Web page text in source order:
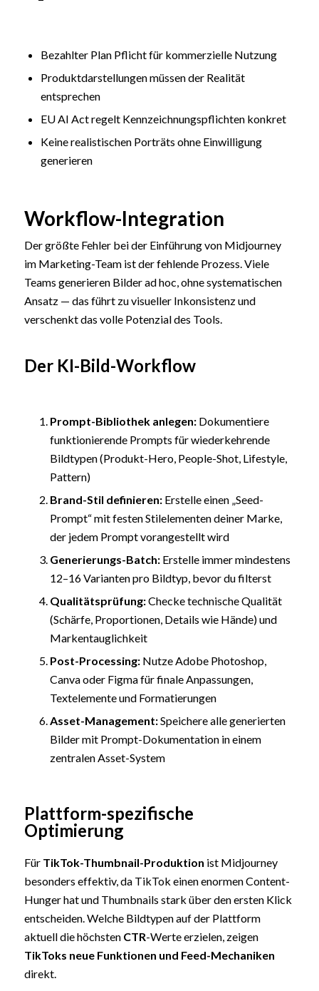
Bezahlter Plan Pflicht für kommerzielle Nutzung
Produktdarstellungen müssen der Realität
entsprechen
EU AI Act regelt Kennzeichnungspflichten konkret
Keine realistischen Porträts ohne Einwilligung
generieren
Workflow-Integration
Der größte Fehler bei der Einführung von Midjourney
im Marketing-Team ist der fehlende Prozess. Viele
Teams generieren Bilder ad hoc, ohne systematischen
Ansatz — das führt zu visueller Inkonsistenz und
verschenkt das volle Potenzial des Tools.
Der KI-Bild-Workflow
Prompt-Bibliothek anlegen:Dokumentiere
funktionierende Prompts für wiederkehrende
Bildtypen (Produkt-Hero, People-Shot, Lifestyle,
Pattern)
Brand-Stil definieren:Erstelle einen „Seed-
Prompt“ mit festen Stilelementen deiner Marke,
der jedem Prompt vorangestellt wird
Generierungs-Batch:Erstelle immer mindestens
12–16 Varianten pro Bildtyp, bevor du filterst
Qualitätsprüfung:Checke technische Qualität
(Schärfe, Proportionen, Details wie Hände) und
Markentauglichkeit
Post-Processing:Nutze Adobe Photoshop,
Canva oder Figma für finale Anpassungen,
Textelemente und Formatierungen
Asset-Management:Speichere alle generierten
Bilder mit Prompt-Dokumentation in einem
zentralen Asset-System
Plattform-spezifische
Optimierung
Für TikTok-Thumbnail-Produktion ist Midjourney
besonders effektiv, da TikTok einen enormen Content-
Hunger hat und Thumbnails stark über den ersten Klick
entscheiden. Welche Bildtypen auf der Plattform
aktuell die höchsten CTR-Werte erzielen, zeigen
TikToks neue Funktionen und Feed-Mechaniken
direkt.